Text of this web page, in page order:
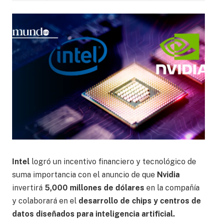
Intel logró un incentivo financiero y tecnológico de
suma importancia con el anuncio de que Nvidia
invertirá 5,000 millones de dólares en la compañía
y colaborará en el desarrollo de chips y centros de
datos diseñados para inteligencia artificial.